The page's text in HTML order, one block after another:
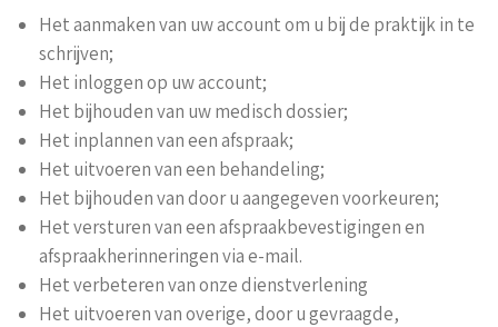
Het aanmaken van uw account om u bij de praktijk in te
schrijven;
Het inloggen op uw account;
Het bijhouden van uw medisch dossier;
Het inplannen van een afspraak;
Het uitvoeren van een behandeling;
Het bijhouden van door u aangegeven voorkeuren;
Het versturen van een afspraakbevestigingen en
afspraakherinneringen via e-mail.
Het verbeteren van onze dienstverlening
Het uitvoeren van overige, door u gevraagde,